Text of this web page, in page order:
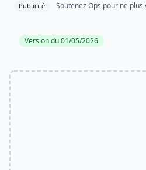
Publicité Soutenez Ops pour ne
Version du 01/05/2026